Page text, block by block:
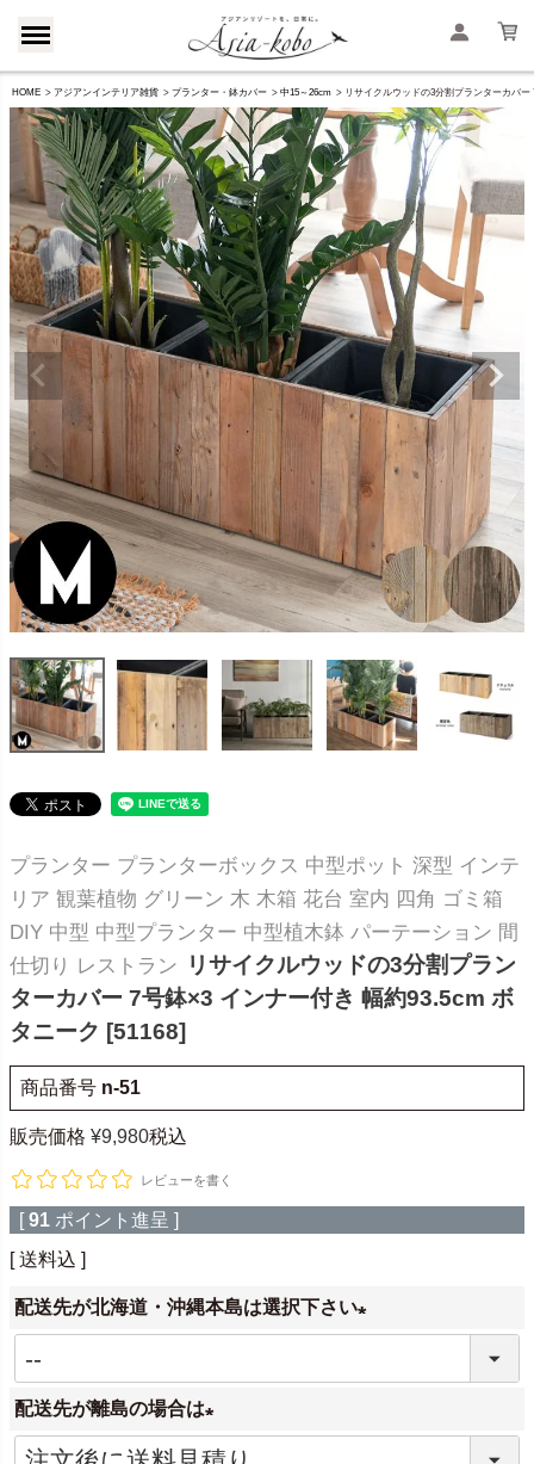
HOME アジアンインテリア雑貨 プランター・鉢カバー 中15～26cm リサイクルウッドの3分割プランターカバ
プランター プランターボックス 中型ポット 深型 インテ
リア 観葉植物 グリーン 木 木箱 花台 室内 四角 ゴミ箱
DIY 中型 中型プランター 中型植木鉢 パーテーション 間
仕切り レストラン
リサイクルウッドの3分割プラン
ターカバー 7号鉢×3 インナー付き 幅約93.5cm ボ
タニーク [51168]
商品番号 n-51
販売価格 ¥9,980税込
レビューを書く
[ 91 ポイント進呈 ]
送料込
配送先が北海道・沖縄本島は選択下さい
必
配送先が離島の場合は
(